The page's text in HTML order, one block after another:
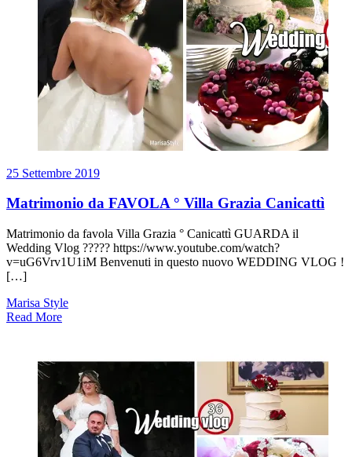
25 Settembre 2019
Matrimonio da FAVOLA ° Villa Grazia Canicattì
Matrimonio da favola Villa Grazia ° Canicattì GUARDA il
Wedding Vlog ????? https://www.youtube.com/watch?
v=uG6Vrv1U1iM Benvenuti in questo nuovo WEDDING VLOG !
[…]
Marisa Style
Read More